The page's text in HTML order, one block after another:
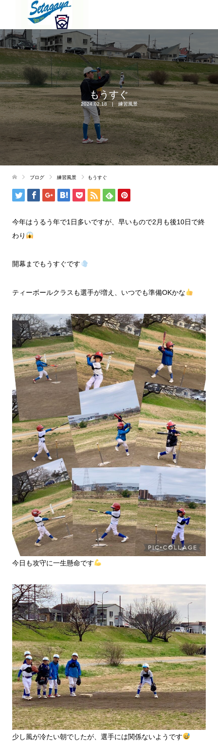
もうすぐ
2024.02.18 練習風景
ブログ 練習風景 もうすぐ
今年はうるう年で1日多いですが、早いもので2月も後10日で終
わり
開幕までもうすぐです
ティーボールクラスも選手が増え、いつでも準備OKかな
今日も攻守に一生懸命です
少し風が冷たい朝でしたが、選手には関係ないようです